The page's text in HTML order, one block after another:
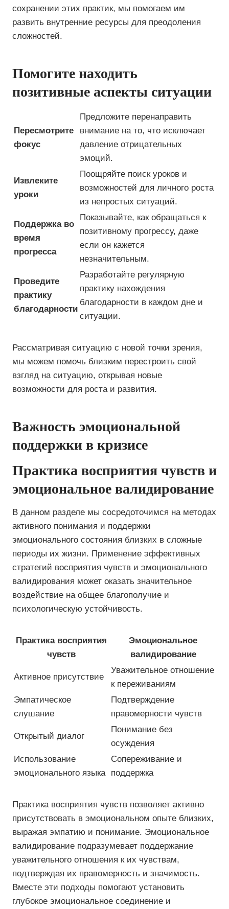
сохранении этих практик, мы помогаем им
развить внутренние ресурсы для преодоления
сложностей.
Помогите находить
позитивные аспекты ситуации
Пересмотрите
фокус
Предложите перенаправить
внимание на то, что исключает
давление отрицательных
эмоций.
Извлеките
уроки
Поощряйте поиск уроков и
возможностей для личного роста
из непростых ситуаций.
Поддержка во
время
прогресса
Показывайте, как обращаться к
позитивному прогрессу, даже
если он кажется
незначительным.
Проведите
практику
благодарности
Разработайте регулярную
практику нахождения
благодарности в каждом дне и
ситуации.
Рассматривая ситуацию с новой точки зрения,
мы можем помочь близким перестроить свой
взгляд на ситуацию, открывая новые
возможности для роста и развития.
Важность эмоциональной
поддержки в кризисе
Практика восприятия чувств и
эмоциональное валидирование
В данном разделе мы сосредоточимся на методах
активного понимания и поддержки
эмоционального состояния близких в сложные
периоды их жизни. Применение эффективных
стратегий восприятия чувств и эмоционального
валидирования может оказать значительное
воздействие на общее благополучие и
психологическую устойчивость.
Практика восприятия
чувств
Эмоциональное
валидирование
Активное присутствие
Уважительное отношение
к переживаниям
Эмпатическое
слушание
Подтверждение
правомерности чувств
Открытый диалог
Понимание без
осуждения
Использование
эмоционального языка
Сопереживание и
поддержка
Практика восприятия чувств позволяет активно
присутствовать в эмоциональном опыте близких,
выражая эмпатию и понимание. Эмоциональное
валидирование подразумевает поддержание
уважительного отношения к их чувствам,
подтверждая их правомерность и значимость.
Вместе эти подходы помогают установить
глубокое эмоциональное соединение и